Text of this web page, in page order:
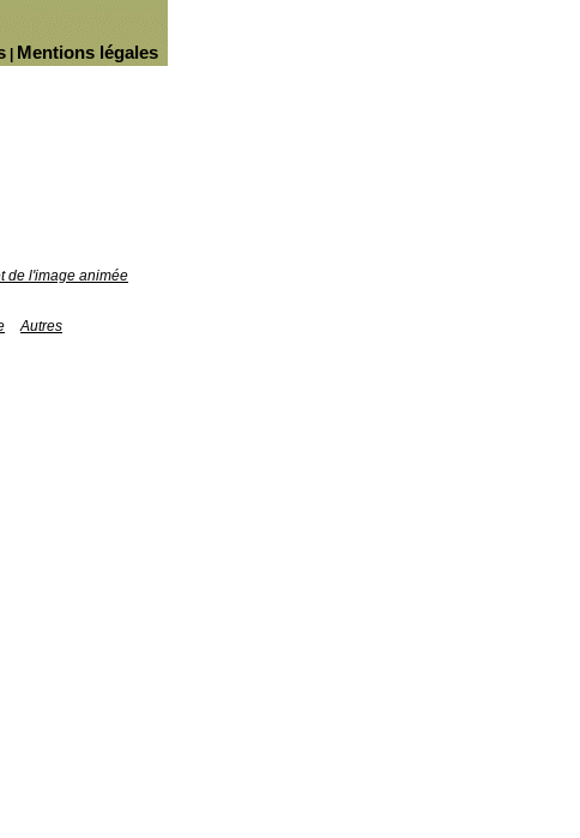
Mentions légales
de l'image animée
Autres